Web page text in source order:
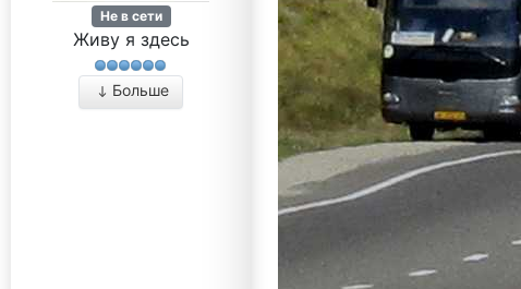
Не в сети
Живу я здесь
Больше